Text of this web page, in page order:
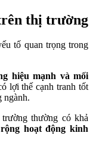
thị trường
tố quan trọng trong
hiệu mạnh và mối
lợi thế cạnh tranh tốt
ngành.
thường có khả
hoạt động kinh